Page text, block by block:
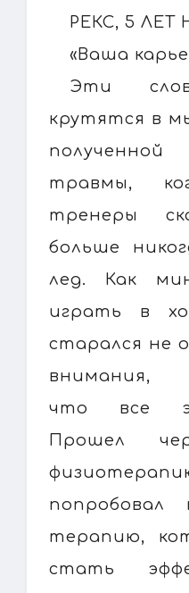
РЕКС, 5 ЛЕТ
«Ваша
Эти
крутятся в
полученной
травмы,
тренеры
больше
лед. Как
играть в
старался не
внимания,
что все
Прошел
попробовал
терапию,
стать